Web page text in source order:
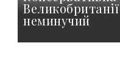
неминучий